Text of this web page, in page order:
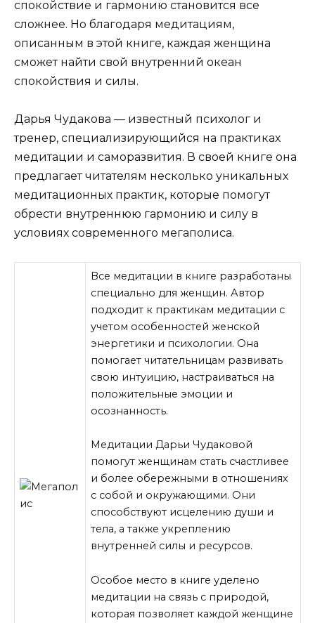
спокойствие и гармонию становится все
сложнее. Но благодаря медитациям,
описанным в этой книге, каждая женщина
сможет найти свой внутренний океан
спокойствия и силы.
Дарья Чудакова — известный психолог и
тренер, специализирующийся на практиках
медитации и саморазвития. В своей книге она
предлагает читателям несколько уникальных
медитационных практик, которые помогут
обрести внутреннюю гармонию и силу в
условиях современного мегаполиса.
Все медитации в книге разработаны
специально для женщин. Автор
подходит к практикам медитации с
учетом особенностей женской
энергетики и психологии. Она
помогает читательницам развивать
свою интуицию, настраиваться на
положительные эмоции и
осознанность.
Медитации Дарьи Чудаковой
помогут женщинам стать счастливее
и более обережными в отношениях
с собой и окружающими. Они
способствуют исцелению души и
тела, а также укреплению
внутренней силы и ресурсов.
Особое место в книге уделено
медитации на связь с природой,
которая позволяет каждой женщине